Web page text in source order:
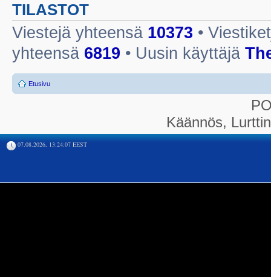
TILASTOT
Viestejä yhteensä 10373 •
yhteensä 6819 • Uusin käyttäjä
Etusivu
Käännös,
07.08.2026, 13:24:07 EEST